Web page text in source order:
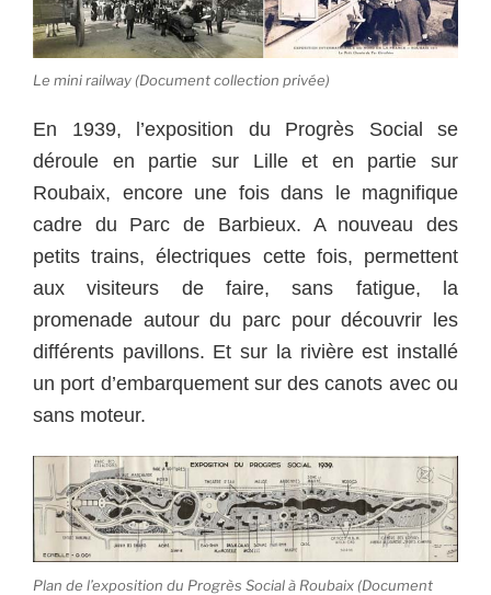
Le mini railway (Document collection privée)
En 1939, l’exposition du Progrès Social se
déroule en partie sur Lille et en partie sur
Roubaix, encore une fois dans le magnifique
cadre du Parc de Barbieux. A nouveau des
petits trains, électriques cette fois, permettent
aux visiteurs de faire, sans fatigue, la
promenade autour du parc pour découvrir les
différents pavillons. Et sur la rivière est installé
un port d’embarquement sur des canots avec ou
sans moteur.
Plan de l’exposition du Progrès Social à Roubaix (Document